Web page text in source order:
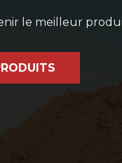
le meilleur